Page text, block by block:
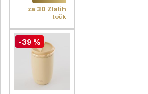
za 30 Zlatih
točk
-39 %